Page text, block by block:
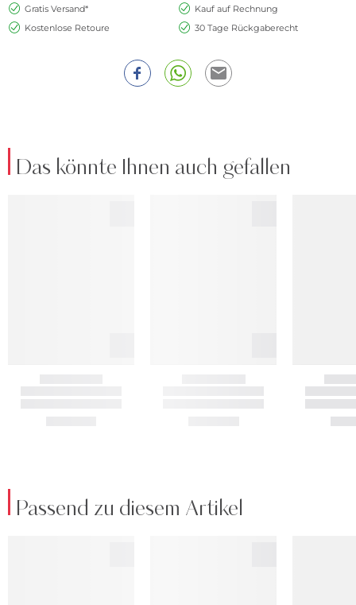
Gratis Versand*
Kauf auf Rechnung
Kostenlose Retoure
30 Tage Rückgaberecht
Das könnte Ihnen auch gefallen
Passend zu diesem Artikel